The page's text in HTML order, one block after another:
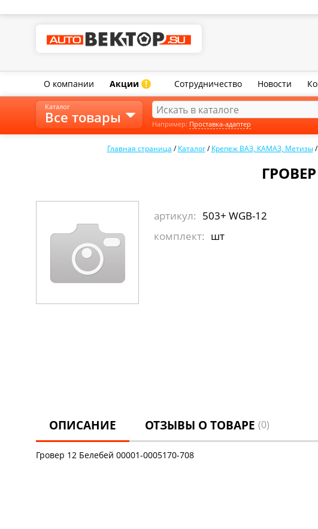
О компании Акции ! Сотрудничество Новости
Главная страница /Каталог /Крепеж ВАЗ, КАМАЗ, Метизы /
артикул: 503+ WGB-12
комплект: шт
ОПИСАНИЕ ОТЗЫВЫ О ТОВАРЕ (0)
Гровер 12 Белебей 00001-0005170-708
Каталог
Все товары Например: Проставка-адаптер